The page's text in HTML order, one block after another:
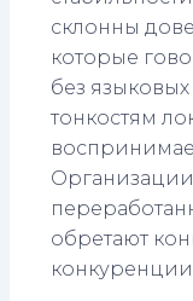
склонны
которые
без
тонкостям
Организации
обретают
конкуренции